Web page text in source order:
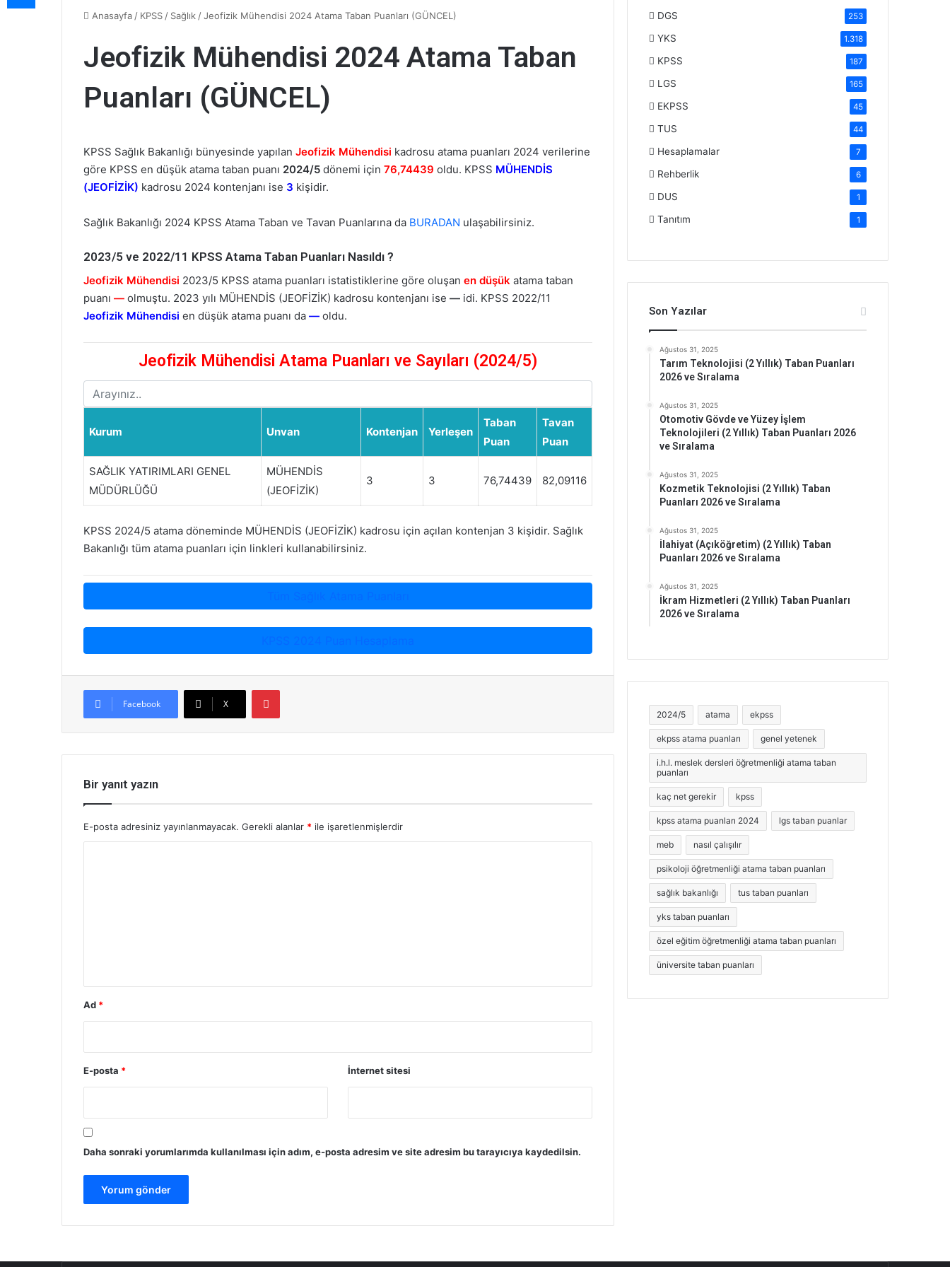
Anasayfa / KPSS / Sağlık /Jeofizik Mühendisi 2024 Atama Taban Puanları (GÜNCEL)
Jeofizik Mühendisi 2024 Atama Taban
Puanları (GÜNCEL)
KPSS Sağlık Bakanlığı bünyesinde yapılan Jeofizik Mühendisi kadrosu atama puanları 2024 verilerine
göre KPSS en düşük atama taban puanı 2024/5 dönemi için 76,74439 oldu. KPSS MÜHENDİS
(JEOFİZİK) kadrosu 2024 kontenjanı ise 3 kişidir.
Sağlık Bakanlığı 2024 KPSS Atama Taban ve Tavan Puanlarına da BURADAN ulaşabilirsiniz.
2023/5 ve 2022/11 KPSS Atama Taban Puanları Nasıldı ?
Jeofizik Mühendisi 2023/5 KPSS atama puanları istatistiklerine göre oluşan en düşük atama taban
puanı — olmuştu. 2023 yılı MÜHENDİS (JEOFİZİK) kadrosu kontenjanı ise — idi. KPSS 2022/11
Jeofizik Mühendisi en düşük atama puanı da — oldu.
Jeofizik Mühendisi Atama Puanları ve Sayıları (2024/5)
Kurum Unvan Kontenjan Yerleşen
Taban
Puan
Tavan
Puan
SAĞLIK YATIRIMLARI GENEL
MÜDÜRLÜĞÜ
MÜHENDİS
(JEOFİZİK)
3 3 76,74439 82,09116
KPSS 2024/5 atama döneminde MÜHENDİS (JEOFİZİK) kadrosu için açılan kontenjan 3 kişidir. Sağlık
Bakanlığı tüm atama puanları için linkleri kullanabilirsiniz.
Facebook X
Bir yanıt yazın
E-posta adresiniz yayınlanmayacak. Gerekli alanlar * ile işaretlenmişlerdir
Ad *
E-posta * İnternet sitesi
Daha sonraki yorumlarımda kullanılması için adım, e-posta adresim ve site adresim bu tarayıcıya kaydedilsin.
DGS 253
YKS 1.318
KPSS 187
LGS 165
EKPSS 45
TUS 44
Hesaplamalar 7
Rehberlik 6
DUS 1
Tanıtım 1
Son Yazılar
Ağustos 31, 2025
Tarım Teknolojisi (2 Yıllık) Taban Puanları
2026 ve Sıralama
Ağustos 31, 2025
Otomotiv Gövde ve Yüzey İşlem
Teknolojileri (2 Yıllık) Taban Puanları 2026
ve Sıralama
Ağustos 31, 2025
Kozmetik Teknolojisi (2 Yıllık) Taban
Puanları 2026 ve Sıralama
Ağustos 31, 2025
İlahiyat (Açıköğretim) (2 Yıllık) Taban
Puanları 2026 ve Sıralama
Ağustos 31, 2025
İkram Hizmetleri (2 Yıllık) Taban Puanları
2026 ve Sıralama
2024/5 atama ekpss
ekpss atama puanları genel yetenek
i.h.l. meslek dersleri öğretmenliği atama taban
puanları
kaç net gerekir kpss
kpss atama puanları 2024 lgs taban puanlar
meb nasıl çalışılır
psikoloji öğretmenliği atama taban puanları
sağlık bakanlığı tus taban puanları
yks taban puanları
özel eğitim öğretmenliği atama taban puanları
üniversite taban puanları